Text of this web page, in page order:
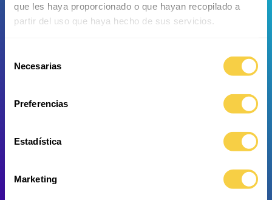
que les haya proporcionado o que hayan recopilado a
partir del uso que haya hecho de sus servicios.
Necesarias
Preferencias
Estadística
Marketing
Esturión esterlete